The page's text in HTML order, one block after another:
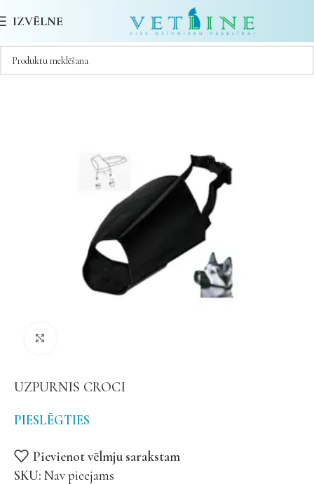
IZVĒLNE
UZPURNIS CROCI
PIESLĒGTIES
Pievienot vēlmju sarakstam
SKU: Nav pieejams